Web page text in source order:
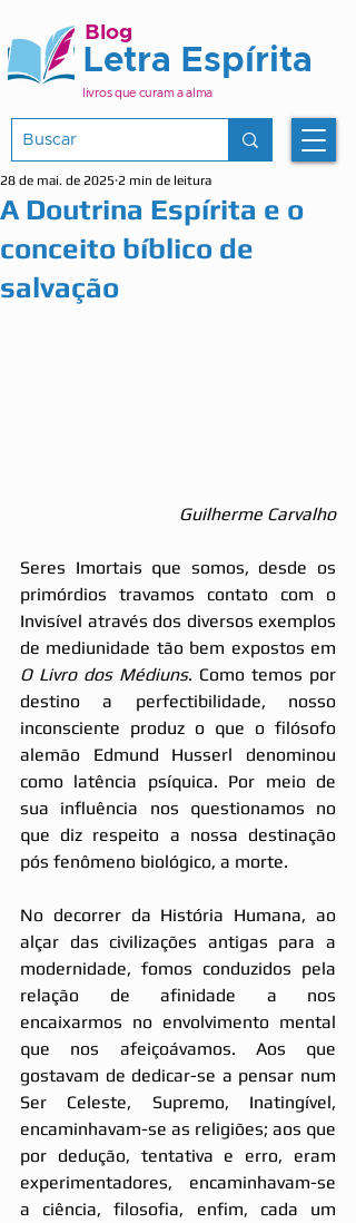
Letra Espírita
Blog
livros que curam a alma
A Doutrina Espírita e o
conceito bíblico de
salvação
28 de mai. de 2025 2 min de leitura
Guilherme Carvalho
Seres Imortais que somos, desde os
primórdios travamos contato com o
Invisível através dos diversos exemplos
O Livro dos Médiuns. Como temos por
destino a perfectibilidade, nosso
inconsciente produz o que o filósofo
alemão Edmund Husserl denominou
como latência psíquica. Por meio de
sua influência nos questionamos no
que diz respeito a nossa destinação
pós fenômeno biológico, a morte.
No decorrer da História Humana, ao
alçar das civilizações antigas para a
modernidade, fomos conduzidos pela
relação de afinidade a nos
encaixarmos no envolvimento mental
que nos afeiçoávamos. Aos que
gostavam de dedicar-se a pensar num
Ser Celeste, Supremo, Inatingível,
encaminhavam-se as religiões; aos que
por dedução, tentativa e erro, eram
experimentadores, encaminhavam-se
a ciência, filosofia, enfim, cada um